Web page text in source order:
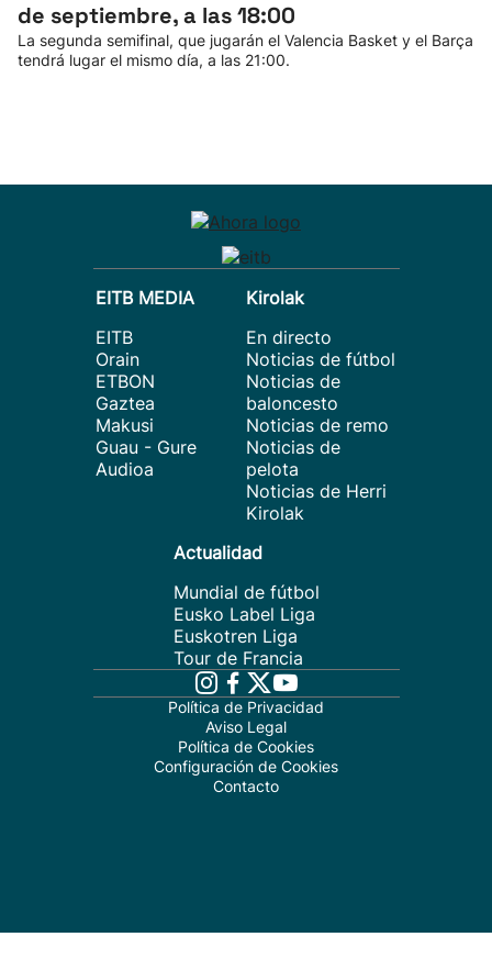
de septiembre, a las 18:00
La segunda semifinal, que jugarán el Valencia Basket y el Barça
tendrá lugar el mismo día, a las 21:00.
EITB MEDIA
EITB
Orain
ETBON
Gaztea
Makusi
Guau - Gure
Audioa
Kirolak
En directo
Noticias de fútbol
Noticias de
baloncesto
Noticias de remo
Noticias de
pelota
Noticias de Herri
Kirolak
Actualidad
Mundial de fútbol
Eusko Label Liga
Euskotren Liga
Tour de Francia
Política de Privacidad
Aviso Legal
Política de Cookies
Configuración de Cookies
Contacto